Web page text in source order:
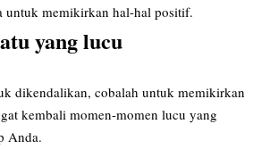
memikirkan hal-hal positif.
yang lucu
dikendalikan, cobalah untuk memikirkan
kembali momen-momen lucu yang
Anda.